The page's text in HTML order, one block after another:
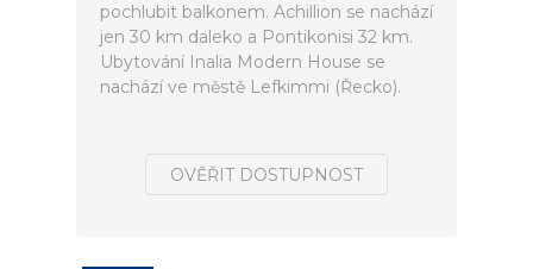
pochlubit balkonem. Achillion se nachází
jen 30 km daleko a Pontikonisi 32 km.
Ubytování Inalia Modern House se
nachází ve městě Lefkimmi (Řecko).
OVĚŘIT DOSTUPNOST